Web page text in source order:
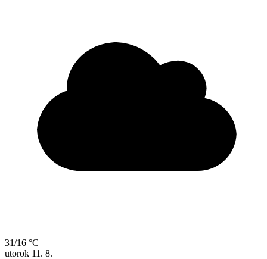
31/16 °C
utorok 11. 8.